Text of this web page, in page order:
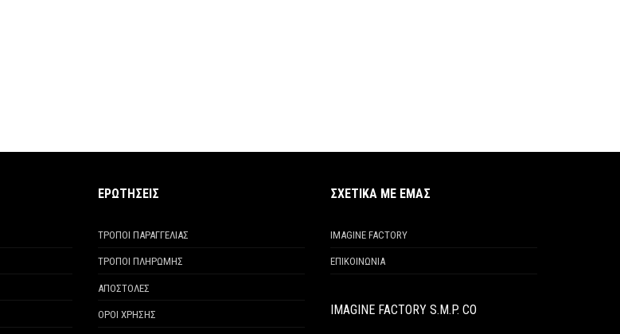
ΕΡΩΤΗΣΕΙΣ
ΤΡΟΠΟΙ ΠΑΡΑΓΓΕΛΙΑΣ
ΤΡΟΠΟΙ ΠΛΗΡΩΜΗΣ
ΑΠΟΣΤΟΛΕΣ
ΟΡΟΙ ΧΡΗΣΗΣ
ΣΧΕΤΙΚΑ ΜΕ ΕΜΑΣ
IMAGINE FACTORY
ΕΠΙΚΟΙΝΩΝΙΑ
IMAGINE FACTORY S.M.P. CO